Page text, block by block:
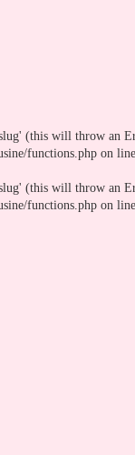
(this will throw an
functions.php on
(this will throw an
functions.php on